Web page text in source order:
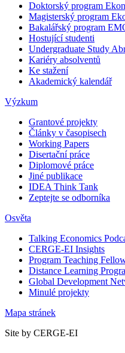
Doktorský program
Magisterský program
Bakalářský program
Hostující studenti
Undergraduate Study
Kariéry absolventů
Ke stažení
Akademický kalendář
Výzkum
Grantové projekty
Články v časopisech
Working Papers
Disertační práce
Diplomové práce
Jiné publikace
IDEA Think Tank
Zeptejte se odborníka
Osvěta
Talking Economics
CERGE-EI Insights
Program Teaching
Distance Learning
Global Development
Minulé projekty
Mapa stránek
Site by CERGE-EI